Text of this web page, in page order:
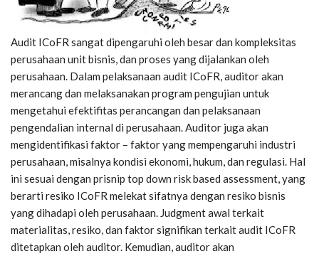
Audit ICoFR sangat dipengaruhi oleh besar dan kompleksitas
perusahaan unit bisnis, dan proses yang dijalankan oleh
perusahaan. Dalam pelaksanaan audit ICoFR, auditor akan
merancang dan melaksanakan program pengujian untuk
mengetahui efektifitas perancangan dan pelaksanaan
pengendalian internal di perusahaan. Auditor juga akan
mengidentifikasi faktor – faktor yang mempengaruhi industri
perusahaan, misalnya kondisi ekonomi, hukum, dan regulasi. Hal
ini sesuai dengan prisnip top down risk based assessment, yang
berarti resiko ICoFR melekat sifatnya dengan resiko bisnis
yang dihadapi oleh perusahaan. Judgment awal terkait
materialitas, resiko, dan faktor signifikan terkait audit ICoFR
ditetapkan oleh auditor. Kemudian, auditor akan